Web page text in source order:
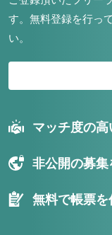
す。 無料登録を行っ
い。
マッチ度の
非公開の募
無料で帳票を